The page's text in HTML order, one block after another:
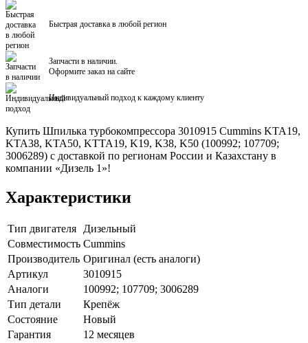
Быстрая доставка в любой регион
Запчасти в наличии.
Оформите заказ на сайте
Индивидуальный подход к каждому клиенту
Купить Шпилька турбокомпрессора 3010915 Cummins KTA19,
KTA38, KTA50, KTTA19, K19, K38, K50 (100992; 107709;
3006289) с доставкой по регионам России и Казахстану в
компании «Дизель 1»!
Характеристики
Тип двигателя
Дизельный
Совместимость Cummins
Производитель Оригинал (есть аналоги)
Артикул
3010915
Аналоги
100992; 107709; 3006289
Тип детали
Крепёж
Состояние
Новый
Гарантия
12 месяцев